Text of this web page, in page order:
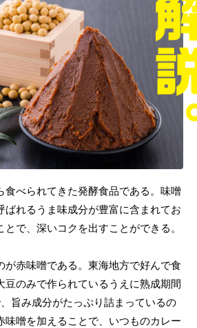
食べられてきた発酵食品である。味噌
ばれるうま味成分が豊富に含まれてお
とで、深いコクを出すことができる。
が赤味噌である。東海地方で好んで食
豆のみで作られているうえに熟成期間
旨み成分がたっぷり詰まっているの
味噌を加えることで、いつものカレー